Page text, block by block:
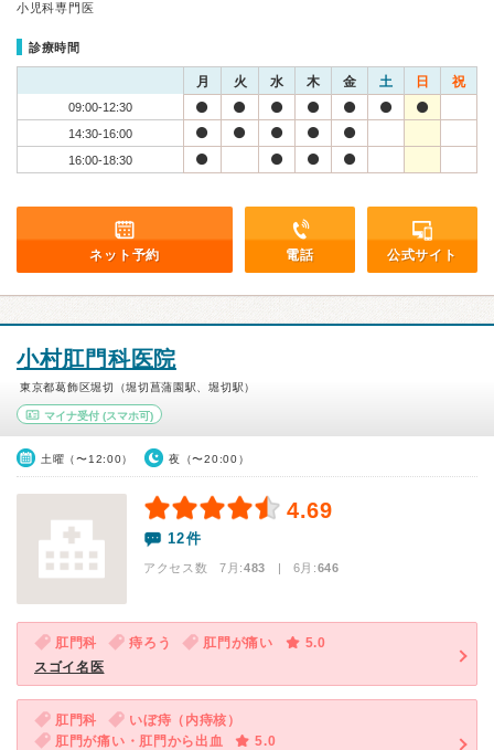
小児科専門医
診療時間
月 火 水 木 金 土 日 祝
09:00-12:30
14:30-16:00
16:00-18:30
ネット予約 電話 公式サイト
小村肛門科医院
東京都葛飾区堀切（堀切菖蒲園駅、堀切駅）
マイナ受付 (スマホ可)
土曜（〜12:00） 夜（〜20:00）
4.69
12件
アクセス数 7月:483 | 6月:646
肛門科 痔ろう 肛門が痛い
5.0
スゴイ名医
肛門科
いぼ痔（内痔核）
肛門が痛い・肛門から出血
5.0